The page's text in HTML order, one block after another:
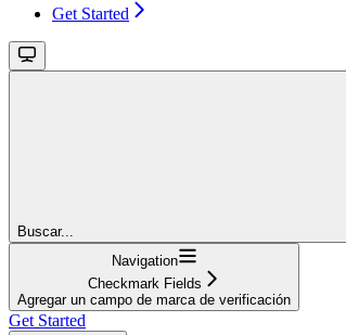
Get Started
Buscar...
Navigation
Checkmark Fields
Agregar un campo de marca de verificación
Get Started